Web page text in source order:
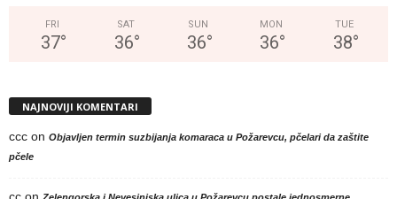
FRI
37°
SAT
36°
SUN
36°
MON
36°
TUE
38°
NAJNOVIJI KOMENTARI
ccc on Objavljen termin suzbijanja komaraca u Požarevcu, pčelari da zaštite
pčele